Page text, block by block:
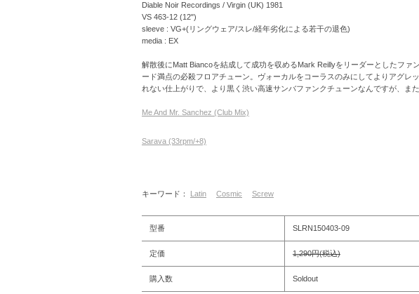
Diable Noir Recordings / Virgin (UK) 1981
VS 463-12 (12")
sleeve : VG+(リングウェア/スレ/経年劣化による若干の退色)
media : EX
解散後にMatt Biancoを結成して成功を収めるMark Reillyをリーダーとしたフ
ード満点の必殺フロアチューン。ヴォーカルをコーラスのみにしてよりアグ
れない仕上がりで、より黒く渋い高速サンバファンクチューンなんですが、ま
Me And Mr. Sanchez (Club Mix)
Sarava (33rpm/+8)
キーワード： Latin Cosmic Screw
型番 SLRN150403-09
定価 1,290円(税込)
購入数 Soldout